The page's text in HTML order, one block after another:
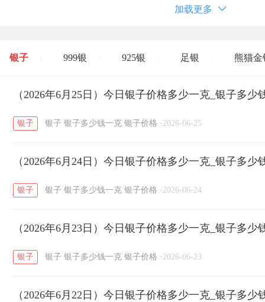
加载更多
银子 999银 925银 足银 熊猫金
开国纪念币 大清银币 / 长城币 / 老
菜百 周生生 周大生
六福 / 金至尊 潮宏基 / 亚一金店 /
（2026年6月25日）今日银子价格多少一克_银子多少
银子 银子 银子多少钱一克 银子价格 · 2026-06-25
（2026年6月24日）今日银子价格多少一克_银子多少
银子 银子 银子多少钱一克 银子价格 · 2026-06-24
（2026年6月23日）今日银子价格多少一克_银子多少
银子 银子 银子多少钱一克 银子价格 · 2026-06-23
（2026年6月22日）今日银子价格多少一克_银子多少